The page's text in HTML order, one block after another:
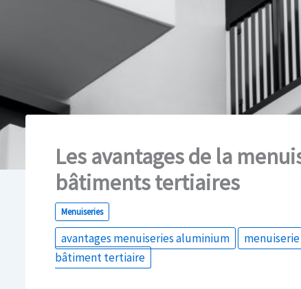
Les avantages de la
bâtiments tertiaires
Menuiseries
avantages menuiseries aluminium
bâtiment tertiaire